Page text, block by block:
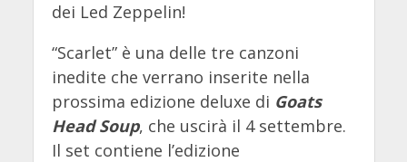
dei Led Zeppelin!
“Scarlet” è una delle tre canzoni
inedite che verrano inserite nella
prossima edizione deluxe di Goats
Head Soup, che uscirà il 4 settembre.
Il set contiene l’edizione